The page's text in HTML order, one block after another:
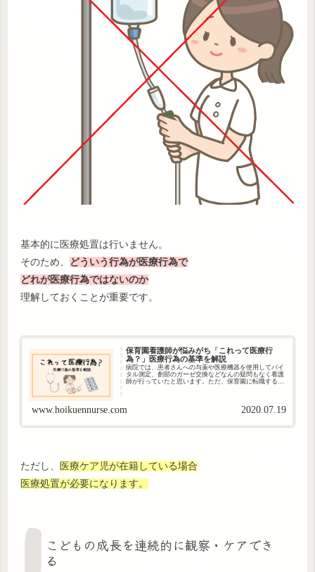
基本的に医療処置は行いません。
そのため、
どういう行為が医療行為で
どれが医療行為ではないのか
理解しておくことが重要です。
保育園看護師が悩みがち「これって医療行
為？」医療行為の基準を解説
病院では、患者さんへの与薬や医療機器を使用してバイ
タル測定、創部のガーゼ交換などなんの疑問もなく看護
師が行っていたと思います。ただ、保育園に転職すると
www.hoikuennurse.com 2020.07.19
ただし、
医療ケア児が在籍している場合
医療処置が必要になります。
こどもの成長を連続的に観察・ケアでき
る